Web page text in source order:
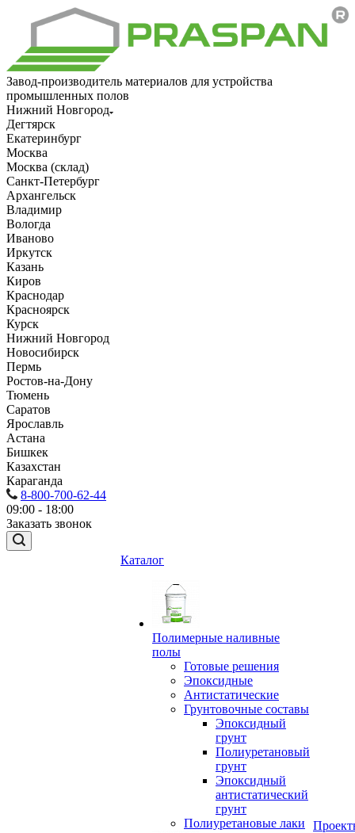
Завод-производитель материалов для устройства
промышленных полов
Нижний Новгород
Дегтярск
Екатеринбург
Москва
Москва (склад)
Санкт-Петербург
Архангельск
Владимир
Вологда
Иваново
Иркутск
Казань
Киров
Краснодар
Красноярск
Курск
Нижний Новгород
Новосибирск
Пермь
Ростов-на-Дону
Тюмень
Саратов
Ярославль
Астана
Бишкек
Казахстан
Караганда
8-800-700-62-44
09:00 - 18:00
Заказать звонок
Каталог
Полимерные наливные
полы
Готовые решения
Эпоксидные
Антистатические
Грунтовочные составы
Эпоксидный
грунт
Полиуретановый
грунт
Эпоксидный
антистатический
грунт
Полиуретановые лаки